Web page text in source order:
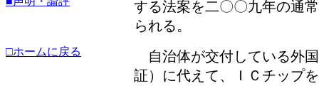
□ホームに戻る
する法案を二〇〇九年の通
られる。
自治体が交付している外
証）に代えて、ＩＣチップ